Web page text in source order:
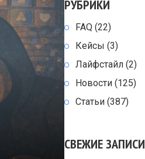
РУБРИКИ
FAQ (22)
Кейсы (3)
Лайфстайл (2)
Новости (125)
Статьи (387)
СВЕЖИЕ ЗАПИСИ